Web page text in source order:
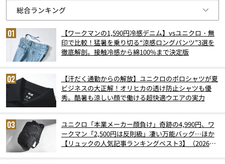
【ワークマンの1,590円冷感デニム】vsユニクロ・無
印で比較！猛暑を乗り切る“涼感ロングパンツ”3選を
徹底解剖。接触冷感から綿100%まで決定版
【汗だく通勤からの解放】ユニクロのポロシャツが夏
ビジネスの大正解！オリヒカの透け防止シャツも優
秀。酷暑も涼しい顔で働ける超快適ウエアの実力
ユニクロ「本業メーカー顔負け」奇跡の4,990円、ワ
ークマン「2,500円は反則級」凄い万能バッグ…ほか
【リュックの人気記事ランキングベスト3】（2026年